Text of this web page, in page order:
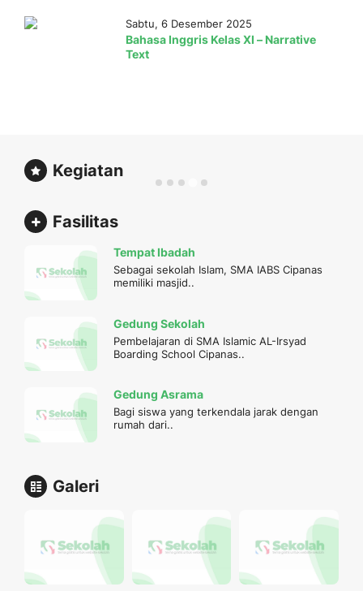
Sabtu, 6 Desember 2025
Bahasa Inggris Kelas XI – Narrative
Text
Kegiatan
Fasilitas
Tempat Ibadah
Sebagai sekolah Islam, SMA IABS Cipanas
memiliki masjid..
Gedung Sekolah
Pembelajaran di SMA Islamic AL-Irsyad
Boarding School Cipanas..
Gedung Asrama
Bagi siswa yang terkendala jarak dengan
rumah dari..
Galeri